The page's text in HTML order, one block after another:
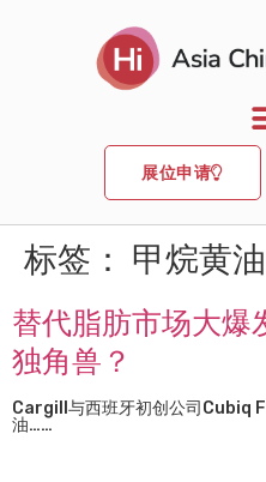
展位申请
标签： 甲烷黄油
替代脂肪市场大爆
独角兽？
Cargill与西班牙初创公司Cubiq
油……